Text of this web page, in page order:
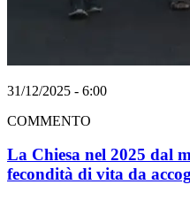
31/12/2025 - 6:00
COMMENTO
La Chiesa nel 2025 dal
fecondità di vita da